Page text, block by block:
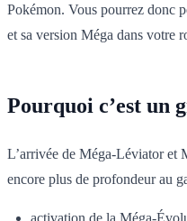
Pokémon. Vous pourrez donc
et sa version Méga dans votre
Pourquoi c’est un
L’arrivée de Méga-Léviator et
encore plus de profondeur au
activation de la Méga-